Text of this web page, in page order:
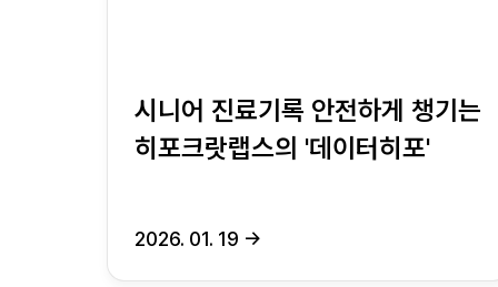
시니어 진료기록 안전하게 챙기는
히포크랏랩스의 '데이터히포'
2026. 01. 19 →